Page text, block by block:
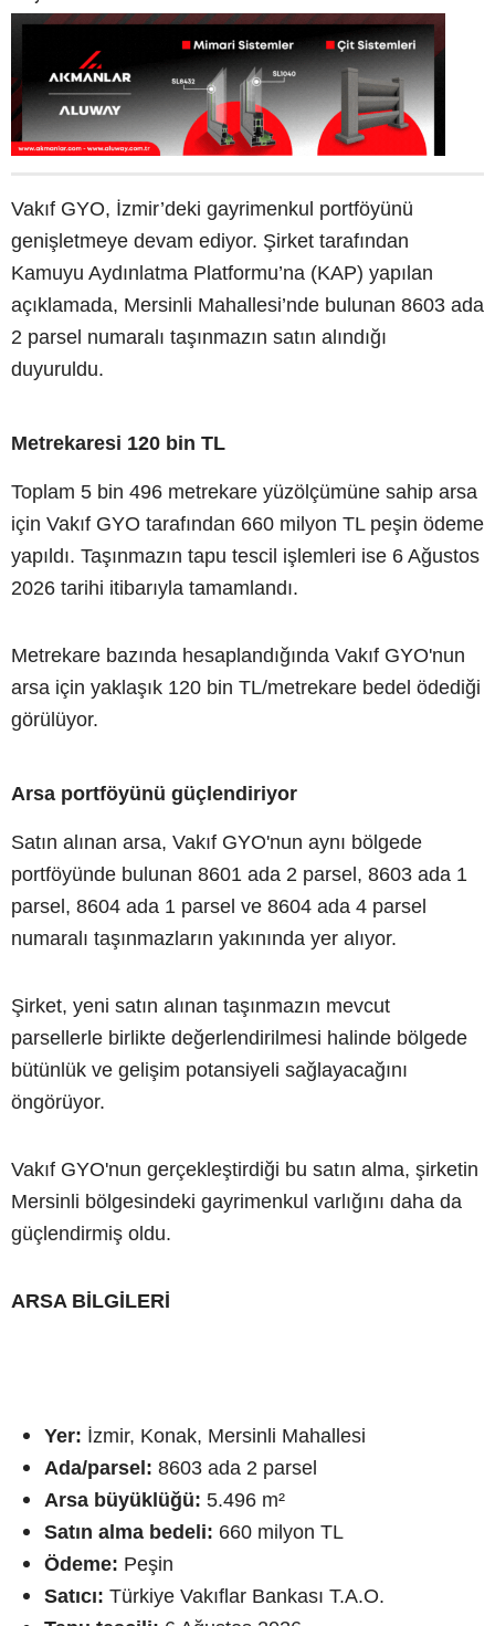
Vakıf GYO, İzmir’deki gayrimenkul portföyünü
genişletmeye devam ediyor. Şirket tarafından
Kamuyu Aydınlatma Platformu’na (KAP) yapılan
açıklamada, Mersinli Mahallesi’nde bulunan 8603 ada
2 parsel numaralı taşınmazın satın alındığı
duyuruldu.
Metrekaresi 120 bin TL
Toplam 5 bin 496 metrekare yüzölçümüne sahip arsa
için Vakıf GYO tarafından 660 milyon TL peşin ödeme
yapıldı. Taşınmazın tapu tescil işlemleri ise 6 Ağustos
2026 tarihi itibarıyla tamamlandı.
Metrekare bazında hesaplandığında Vakıf GYO'nun
arsa için yaklaşık 120 bin TL/metrekare bedel ödediği
görülüyor.
Arsa portföyünü güçlendiriyor
Satın alınan arsa, Vakıf GYO'nun aynı bölgede
portföyünde bulunan 8601 ada 2 parsel, 8603 ada 1
parsel, 8604 ada 1 parsel ve 8604 ada 4 parsel
numaralı taşınmazların yakınında yer alıyor.
Şirket, yeni satın alınan taşınmazın mevcut
parsellerle birlikte değerlendirilmesi halinde bölgede
bütünlük ve gelişim potansiyeli sağlayacağını
öngörüyor.
Vakıf GYO'nun gerçekleştirdiği bu satın alma, şirketin
Mersinli bölgesindeki gayrimenkul varlığını daha da
güçlendirmiş oldu.
ARSA BİLGİLERİ
Yer: İzmir, Konak, Mersinli Mahallesi
Ada/parsel: 8603 ada 2 parsel
Arsa büyüklüğü: 5.496 m²
Satın alma bedeli: 660 milyon TL
Ödeme: Peşin
Satıcı: Türkiye Vakıflar Bankası T.A.O.